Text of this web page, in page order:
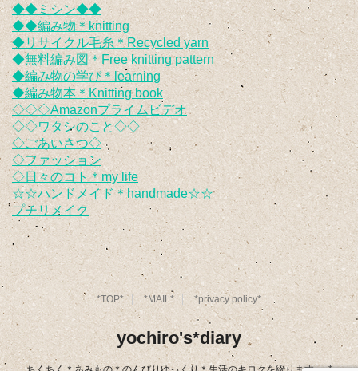
◆◆ミシン◆◆
◆◆編み物＊knitting
◆リサイクル毛糸＊Recycled yarn
◆無料編み図＊Free knitting pattern
◆編み物の学び＊learning
◆編み物本＊Knitting book
◇◇◇Amazonプライムビデオ
◇◇ワタシのこと◇◇
◇ごあいさつ◇
◇ファッション
◇日々のコト＊my life
☆☆ハンドメイド＊handmade☆☆
プチリメイク
*TOP* *MAIL* *privacy policy*
yochiro's*diary